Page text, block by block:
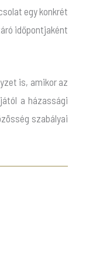
egy konkrét
időpontjaként
is, amikor az
a házassági
szabályai